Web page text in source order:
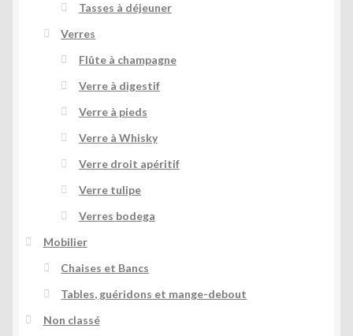
Tasses à déjeuner
Verres
Flûte à champagne
Verre à digestif
Verre à pieds
Verre à Whisky
Verre droit apéritif
Verre tulipe
Verres bodega
Mobilier
Chaises et Bancs
Tables, guéridons et mange-debout
Non classé